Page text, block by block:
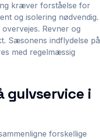
kræver forståelse for
og isolering nødvendig.
Revner og
Sæsonens indflydelse på
med regelmæssig
gulvservice i
forskellige